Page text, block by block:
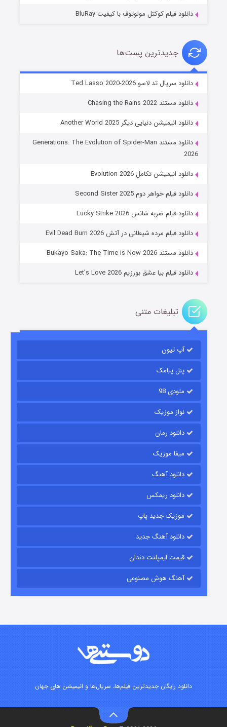
خاندان اژدها فصل ۳
جادوگری در مغولستان
باب اسفنجی فصل ۱۷
قسمت6 (زیرنویس) منتشر شد
قسمت15 (دوبله) منتشر شد
دانلود فیلم کوکتل مولوتوف با کیفیت BluRay
جدیدترین پست‌ها
دانلود سریال تد لاسو Ted Lasso 2020-2026
دانلود مستند Chasing the Rains 2022
دانلود انیمیشن دنیایی دیگر Another World 2025
دانلود مستند Generations: The Evolution of Spider-Man
2026
دانلود انیمیشن تکامل Evolution 2026
دانلود فیلم خواهر دوم Second Sister 2025
دانلود فیلم ضربه شانس Lucky Strike 2026
دانلود فیلم مرده شیطانی در آتش Evil Dead Burn 2026
دانلود مستند Bukayo Saka: The Time is Now 2026
دانلود فیلم بیا عشق بورزیم Let’s Love 2026
تبلیغات متنی
آپ تیون
پنل پیامک
ملودی 98
نواز موزیک
دانلود رمان
میفا موزیک
دانلود آهنگ
دانلود ریمکس
موزیک جدید پاپ
دانلود آهنگ جدید
قیمت ایمپلنت دندان
آهنگ هوش مصنوعی
دانلود رایگان جدیدترین فیلم‌ها، سریال‌ها و انیمیشن های جهان